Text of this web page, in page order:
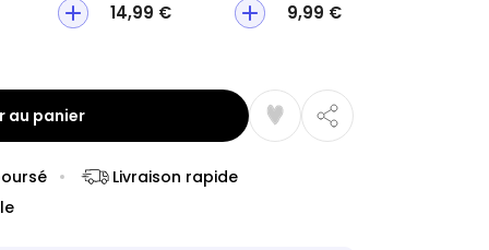
14,99 € 9,99 €
au panier
Livraison rapide